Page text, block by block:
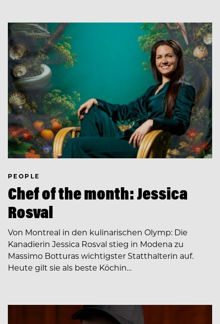
PEOPLE
Chef of the month: Jessica
Rosval
Von Montreal in den kulinarischen Olymp: Die
Kanadierin Jessica Rosval stieg in Modena zu
Massimo Botturas wichtigster Statthalterin auf.
Heute gilt sie als beste Köchin…